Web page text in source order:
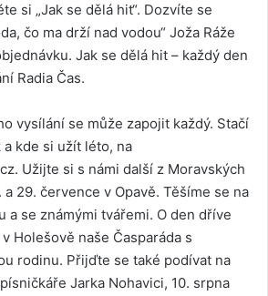
si „Jak se dělá hit“. Dozvíte se
čo ma drží nad vodou“ Joža Ráže
Jak se dělá hit – každý den
Radia Čas.
vysílání se může zapojit každý. Stačí
kde si užít léto, na
. Užijte si s námi další z Moravských
a 29. července v Opavě. Těšíme se na
a se známými tvářemi. O den dříve
Holešově naše Časparáda s
rodinu. Přijďte se také podívat na
Jarka Nohavici, 10. srpna